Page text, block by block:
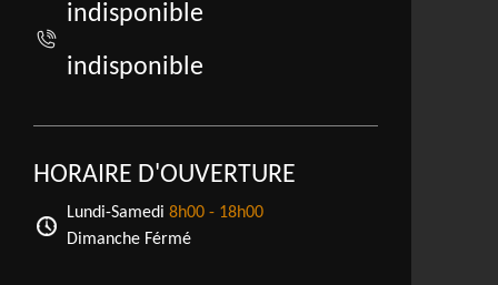
indisponible
indisponible
HORAIRE D'OUVERTURE
Lundi-Samedi 8h00 - 18h00
Dimanche Férmé